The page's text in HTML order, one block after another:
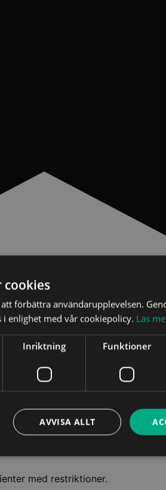
sig säker på det
har rätt till alternativt att du
som gäller för den som
med restriktioner.
cookies
förbättra användarupplevelsen.
enlighet med vår cookiepolicy. Läs
Inriktning Funktioner
AVVISA ALLT